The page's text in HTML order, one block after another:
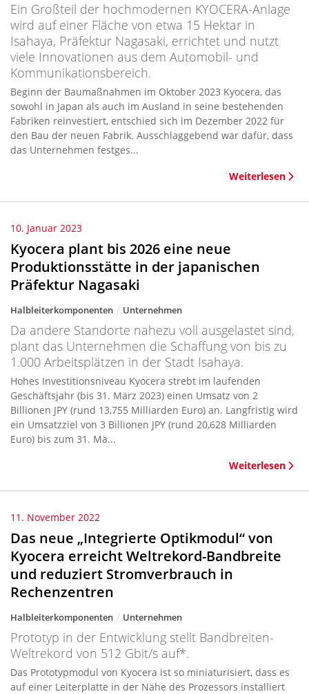
Ein Großteil der hochmodernen KYOCERA-Anlage
wird auf einer Fläche von etwa 15 Hektar in
Isahaya, Präfektur Nagasaki, errichtet und nutzt
viele Innovationen aus dem Automobil- und
Kommunikationsbereich.
Beginn der Baumaßnahmen im Oktober 2023 Kyocera, das
sowohl in Japan als auch im Ausland in seine bestehenden
Fabriken reinvestiert, entschied sich im Dezember 2022 für
den Bau der neuen Fabrik. Ausschlaggebend war dafür, dass
das Unternehmen festges...
Weiterlesen
10. Januar 2023
Kyocera plant bis 2026 eine neue
Produktionsstätte in der japanischen
Präfektur Nagasaki
Halbleiterkomponenten Unternehmen
Da andere Standorte nahezu voll ausgelastet sind,
plant das Unternehmen die Schaffung von bis zu
1.000 Arbeitsplätzen in der Stadt Isahaya.
Hohes Investitionsniveau Kyocera strebt im laufenden
Geschäftsjahr (bis 31. März 2023) einen Umsatz von 2
Billionen JPY (rund 13,755 Milliarden Euro) an. Langfristig wird
ein Umsatzziel von 3 Billionen JPY (rund 20,628 Milliarden
Euro) bis zum 31. Mä...
Weiterlesen
11. November 2022
Das neue „Integrierte Optikmodul“ von
Kyocera erreicht Weltrekord-Bandbreite
und reduziert Stromverbrauch in
Rechenzentren
Halbleiterkomponenten Unternehmen
Prototyp in der Entwicklung stellt Bandbreiten-
Weltrekord von 512 Gbit/s auf*.
Das Prototypmodul von Kyocera ist so miniaturisiert, dass es
auf einer Leiterplatte in der Nähe des Prozessors installiert